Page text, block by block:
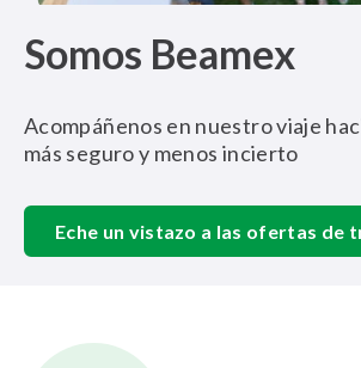
Somos Beamex
Acompáñenos en nuestro viaje
más seguro y menos incierto
Eche un vistazo a las ofertas de